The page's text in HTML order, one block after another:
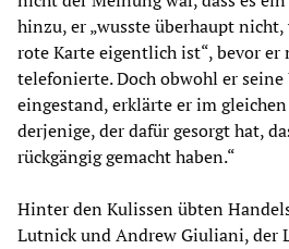
hinzu, er „wusste überhaupt
rote Karte eigentlich ist“, bevor
telefonierte. Doch obwohl er
eingestand, erklärte er im
derjenige, der dafür gesorgt hat,
rückgängig gemacht haben.“
Hinter den Kulissen übten
Lutnick und Andrew Giuliani, der